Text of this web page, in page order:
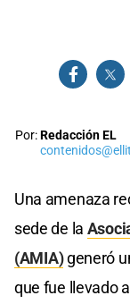
Por:Redacción EL
Una amenaza
sede de la
(AMIA)generó
que fue llevado